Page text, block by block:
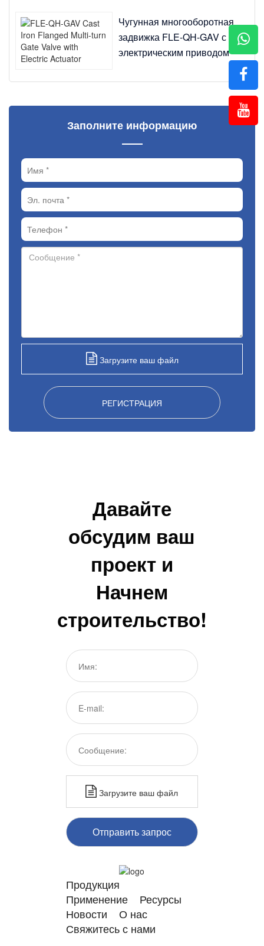
Чугунная многооборотная
задвижка FLE-QH-GAV с
электрическим приводом
Заполните информацию
Загрузите ваш файл
РЕГИСТРАЦИЯ
Давайте
обсудим ваш
проект и
Начнем
строительство!
Загрузите ваш файл
Отправить запрос
Продукция
Применение
Ресурсы
Новости
О нас
Свяжитесь с нами